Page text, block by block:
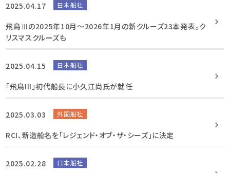
2025.04.17 日本船社
飛鳥Ⅲの2025年10月～2026年1月の新クルーズ23本発表。ク
リスマスクルーズも
2025.04.15 日本船社
「飛鳥III」初代船長に小久江尚氏が就任
2025.03.03 外国船社
RCI、新造船名を「レジェンド・オブ・ザ・シーズ」に決定
2025.02.28 日本船社